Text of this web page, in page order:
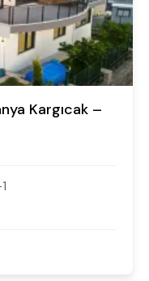
Kargıcak –